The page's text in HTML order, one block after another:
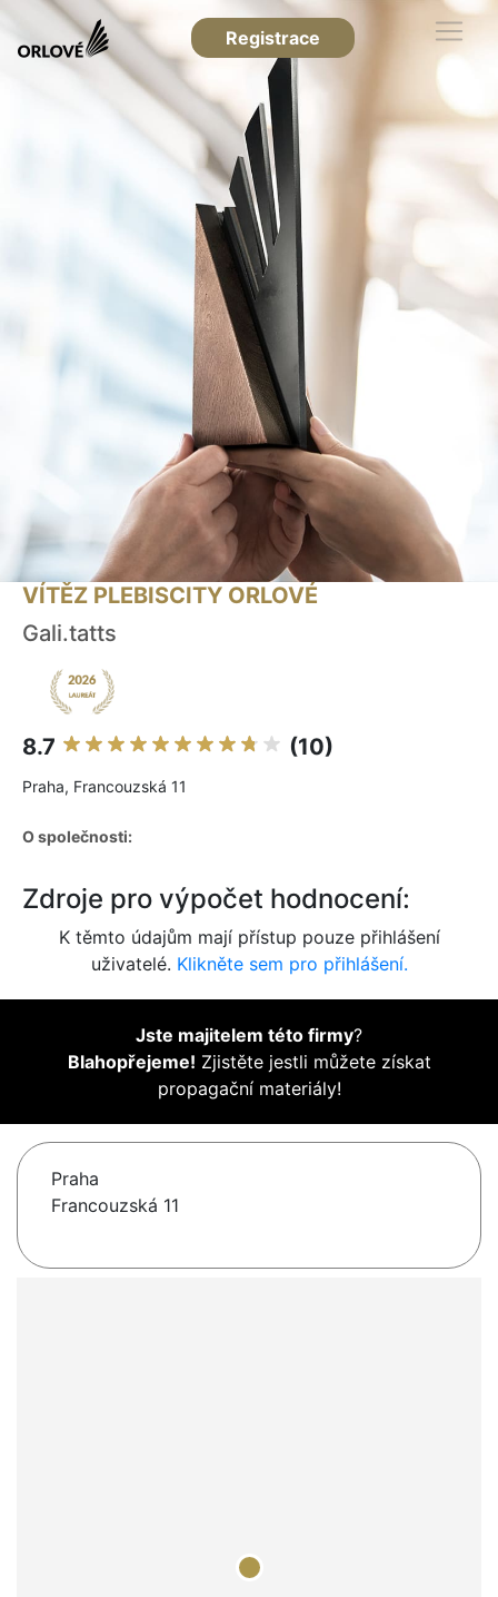
Registrace
VÍTĚZ PLEBISCITY ORLOVÉ
Gali.tatts
8.7 (10)
Praha, Francouzská 11
O společnosti:
Zdroje pro výpočet hodnocení:
K těmto údajům mají přístup pouze přihlášení
uživatelé. Klikněte sem pro přihlášení.
Jste majitelem této firmy?
Blahopřejeme! Zjistěte jestli můžete získat
propagační materiály!
Praha
Francouzská 11